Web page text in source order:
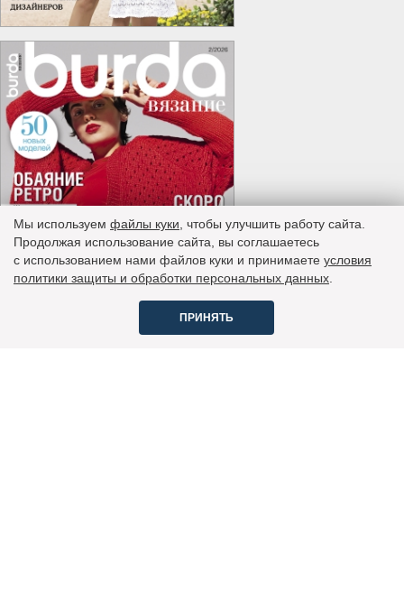
Мы используем файлы куки , чтобы улучшить работу сайта.
Продолжая использование сайта, вы соглашаетесь
c использованием нами файлов куки и принимаете условия
политики защиты и обработки персональных данных
ПРИНЯТЬ